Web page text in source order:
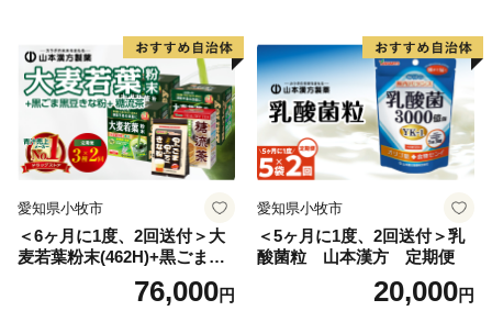
愛知県小牧市
＜6ヶ月に1度、2回送付＞大
麦若葉粉末(462H)+黒ごま黒
豆きな粉+ 糖流茶 山本漢
76,000円
愛知県小牧市
＜5ヶ月に1度、2回送付＞乳
酸菌粒 山本漢方 定期便
20,000円